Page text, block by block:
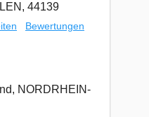
44139
Bewertungen
NORDRHEIN-